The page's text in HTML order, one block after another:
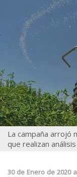
La campaña arrojó
que realizan
30 de Enero de 2020